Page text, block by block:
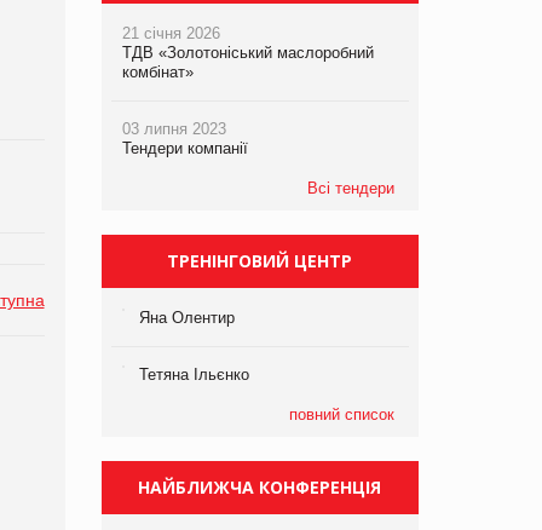
21 січня 2026
ТДВ «Золотоніський маслоробний
комбінат»
03 липня 2023
Тендери компанії
Всі тендери
ТРЕНІНГОВИЙ ЦЕНТР
Яна Олентир
Тетяна Ільєнко
повний список
НАЙБЛИЖЧА КОНФЕРЕНЦІЯ